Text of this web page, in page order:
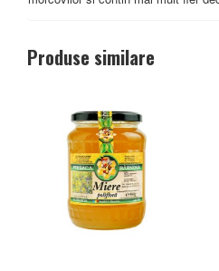
Produse similare